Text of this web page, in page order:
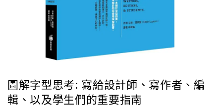
圖解字型思考: 寫給設計師、寫作者、編
輯、以及學生們的重要指南